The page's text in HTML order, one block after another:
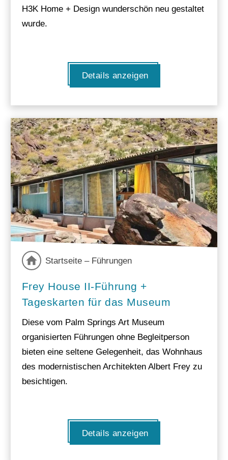
H3K Home + Design wunderschön neu gestaltet
wurde.
Details anzeigen
Startseite – Führungen
Frey House II-Führung +
Tageskarten für das Museum
Diese vom Palm Springs Art Museum
organisierten Führungen ohne Begleitperson
bieten eine seltene Gelegenheit, das Wohnhaus
des modernistischen Architekten Albert Frey zu
besichtigen.
Details anzeigen